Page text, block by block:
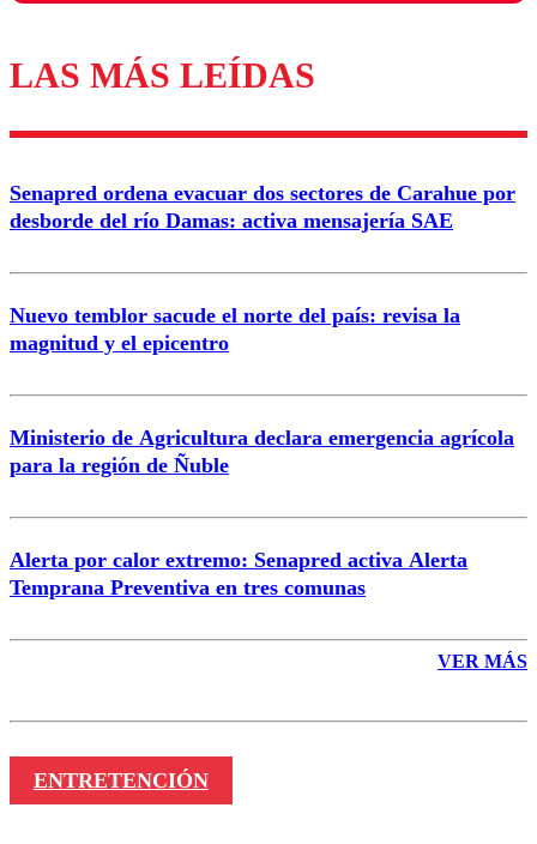
Los comentarios son moderados para garantizar un
diálogo respetuoso.
Correo
LAS MÁS LEÍDAS
Senapred ordena evacuar dos sectores de Carahue por
desborde del río Damas: activa mensajería SAE
Nuevo temblor sacude el norte del país: revisa la
magnitud y el epicentro
Ministerio de Agricultura declara emergencia agrícola
para la región de Ñuble
Alerta por calor extremo: Senapred activa Alerta
Temprana Preventiva en tres comunas
VER MÁS
ENTRETENCIÓN